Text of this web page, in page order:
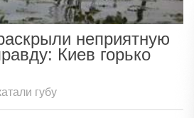
неприятную
Киев горько
губу